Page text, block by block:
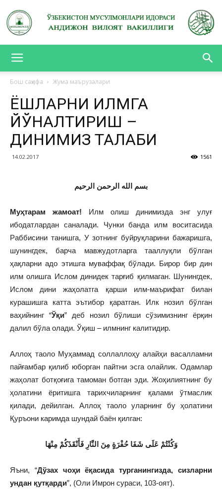
ВИЛОЯТ
Бош саҳифа Жума маърузалари
ЁШЛАРНИ ИЛМГА
ЙЎНАЛТИРИШ –
ДИНИМИЗ ТАЛАБИ
14.02.2017 1561
بسم الله الرحمن الرحيم
Муҳтарам жамоат! Илм олиш динимизда энг улуғ
ибодатлардан саналади. Чунки банда илм воситасида
Раббисини танишга, У зотнинг буйруқларини бажаришга,
шунингдек, барча мавжудотларга тааллуқли бўлган
ҳақларни адо этишга муваффақ бўлади. Бирор бир дин
илм олишга Ислом динидек тарғиб қилмаган. Шунингдек,
Ислом дини жаҳолатга қарши илм-маърифат билан
курашишга катта эътибор қаратган. Илк нозил бўлган
ваҳийнинг “Ўқи” деб нозил бўлиши сўзимизнинг ёрқин
далил бўла олади. Ўқиш – илмнинг калитидир.
Аллоҳ таоло Муҳаммад соллаллоҳу алайҳи васалламни
пайғамбар қилиб юборган пайтни эсга олайлик. Одамлар
жаҳолат ботқоғига тамоман ботган эди. Жоҳилиятнинг бу
ҳолатини ёритишга тарихчиларнинг қалами ўтмаслик
қилади, дейилган. Аллоҳ таоло уларнинг бу ҳолатини
Қуръони каримда шундай баён қилган:
وَكُنْتُمْ عَلَى شَفَا حُفْرَةٍ مِنَ النَّارِ فَأَنْقَذَكُمْ مِنْهَا
Яъни, “Дўзах чоҳи ёқасида турганингизда, сизларни
ундан қутқарди”, (Оли Имрон сураси, 103-оят).